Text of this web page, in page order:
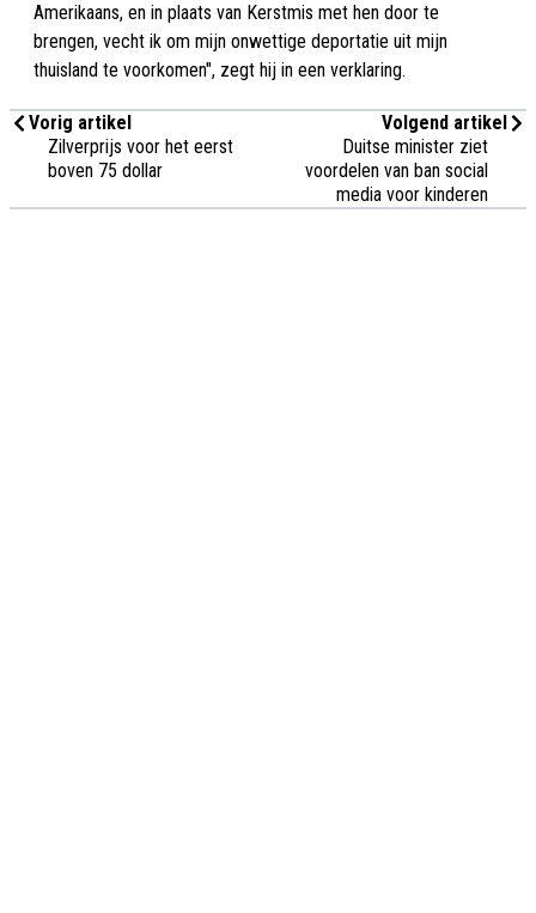
Amerikaans, en in plaats van Kerstmis met hen door te
brengen, vecht ik om mijn onwettige deportatie uit mijn
thuisland te voorkomen", zegt hij in een verklaring.
Vorig artikel
Zilverprijs voor het eerst
boven 75 dollar
Volgend artikel
Duitse minister ziet
voordelen van ban social
media voor kinderen